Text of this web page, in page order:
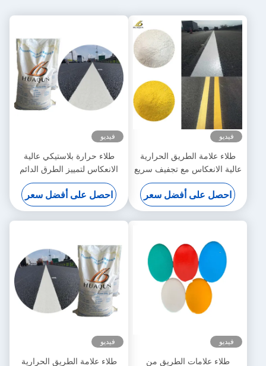
الحرارية
مع تجفيف سريع
للتخصيص
أفضل سعر
طلاء حرارة بلاستيكي عالية
الانعكاس لتمييز الطرق الدائم
ومقاوم للطقس
احصل على أفضل سعر
الطريق من طلاء علامة الطريق الحرارية